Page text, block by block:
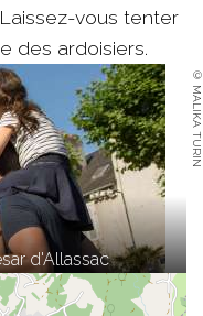
vous tenter
des ardoisiers.
© MALIKA TURIN
d'Allassac